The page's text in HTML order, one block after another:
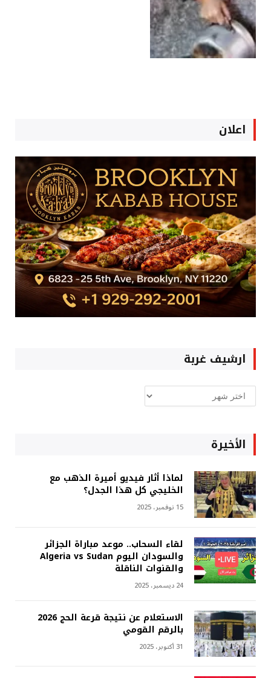
اعلان
ارشيف غربة
ارشيف
غربة
الأخيرة
لماذا أثار فيديو أميرة الذهب مع
الخليجي كل هذا الجدل؟
15 نوفمبر، 2025
لقاء السحاب.. موعد مباراة الجزائر
والسودان اليوم Algeria vs Sudan
والقنوات الناقلة
24 ديسمبر، 2025
الاستعلام عن نتيجة قرعة الحج 2026
بالرقم القومي
31 أكتوبر، 2025